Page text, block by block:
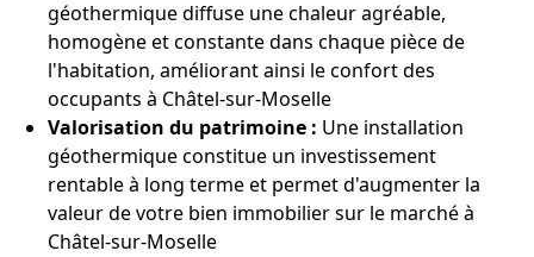
géothermique diffuse une chaleur agréable,
homogène et constante dans chaque pièce de
l'habitation, améliorant ainsi le confort des
occupants à Châtel-sur-Moselle
Valorisation du patrimoine : Une installation
géothermique constitue un investissement
rentable à long terme et permet d'augmenter la
valeur de votre bien immobilier sur le marché à
Châtel-sur-Moselle